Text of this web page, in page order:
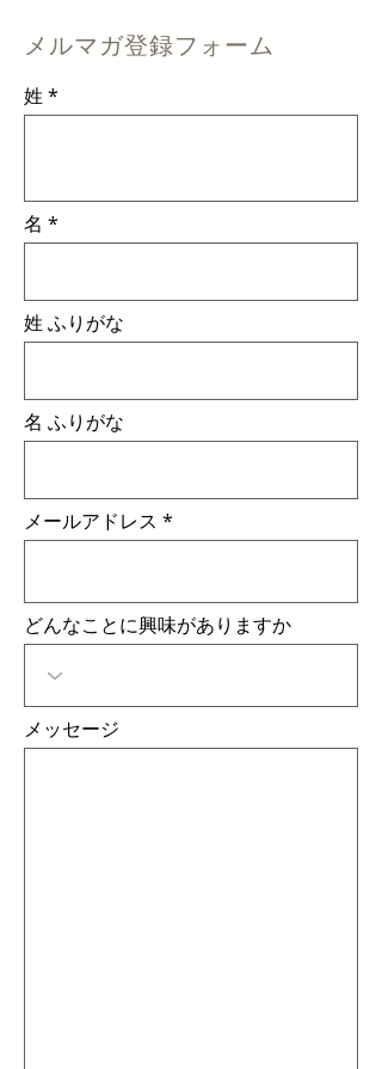
メルマガ登録フォーム
姓
名
姓 ふりがな
名 ふりがな
メールアドレス
どんなことに興味がありますか
メッセージ